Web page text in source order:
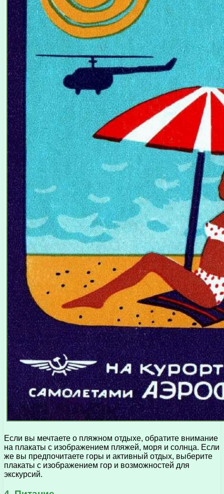
Если вы мечтаете о пляжном отдыхе, обратите внимание
на плакаты с изображением пляжей, моря и солнца. Если
же вы предпочитаете горы и активный отдых, выберите
плакаты с изображением гор и возможностей для
экскурсий.